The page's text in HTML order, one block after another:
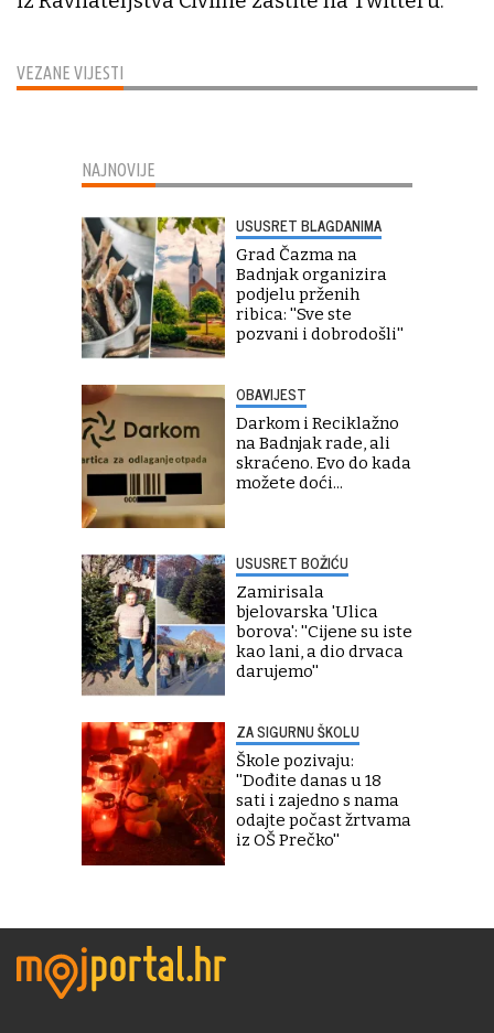
VEZANE VIJESTI
NAJNOVIJE
USUSRET BLAGDANIMA
Grad Čazma na
Badnjak organizira
podjelu prženih
ribica: ''Sve ste
pozvani i dobrodošli''
OBAVIJEST
Darkom i Reciklažno
na Badnjak rade, ali
skraćeno. Evo do kada
možete doći...
USUSRET BOŽIĆU
Zamirisala
bjelovarska 'Ulica
borova': ''Cijene su iste
kao lani, a dio drvaca
darujemo''
ZA SIGURNU ŠKOLU
Škole pozivaju:
''Dođite danas u 18
sati i zajedno s nama
odajte počast žrtvama
iz OŠ Prečko''